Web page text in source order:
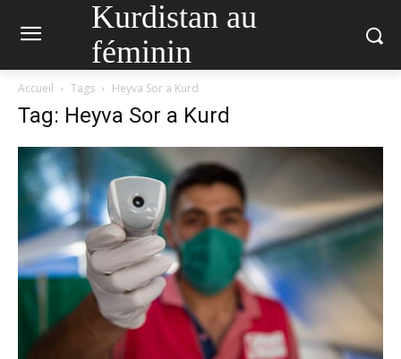
Kurdistan au
féminin
Accueil Tags Heyva Sor a Kurd
Tag: Heyva Sor a Kurd